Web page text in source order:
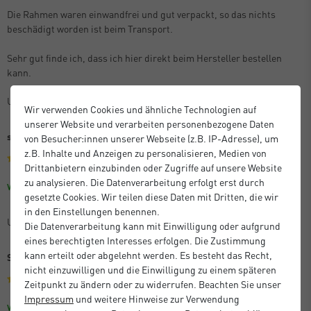
Die Rahmen waren einwandfrei und gut verpackt, so das nichts
beschädigt worden ist beim Transport.
Sehr gut finde ich, dass ich hier direkt beim Hersteller bestellen
kann.
Unbekannt
sehr gute Qualität, zuverlässige Lieferung!
Verifizierter Kauf Größe: 60 x 80 cm Farbe: Eiche
Unbekannt
Sehr gutes Preis-Leistungs-Verhältnis
Verifizierter Kauf Größe: 59,4 x 84,1 cm (A1)
Farbe: Schwarz
Wir verwenden Cookies und ähnliche Technologien auf
unserer Website und verarbeiten personenbezogene Daten
von Besucher:innen unserer Webseite (z.B. IP-Adresse), um
z.B. Inhalte und Anzeigen zu personalisieren, Medien von
Drittanbietern einzubinden oder Zugriffe auf unsere Website
zu analysieren. Die Datenverarbeitung erfolgt erst durch
gesetzte Cookies. Wir teilen diese Daten mit Dritten, die wir
in den Einstellungen benennen.
Die Datenverarbeitung kann mit Einwilligung oder aufgrund
eines berechtigten Interesses erfolgen. Die Zustimmung
kann erteilt oder abgelehnt werden. Es besteht das Recht,
nicht einzuwilligen und die Einwilligung zu einem späteren
Zeitpunkt zu ändern oder zu widerrufen. Beachten Sie unser
Impressum und weitere Hinweise zur Verwendung